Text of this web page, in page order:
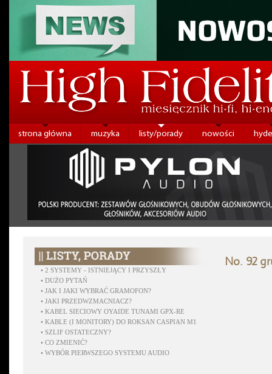
strona główna muzyka listy/porady nowości
No. 92
• 2 SYSTEMY - ISTNIEJĄCY I PRZYSZŁY
• DUŻO PYTAŃ
• JAK I JAKI WYBRAĆ GRAMOFON?
• JAKI PRZEDWZMACNIACZ?
• KABEL SIECIOWY OYAIDE TUNAMI GPX-RE
• KABLE (I MONITORY) DO ROKSAN CASPIAN M1
• SZLIF OSTATECZNY?
• CO ZMIENIĆ?
• WYBÓR PIERWSZEGO SYSTEMU AUDIO